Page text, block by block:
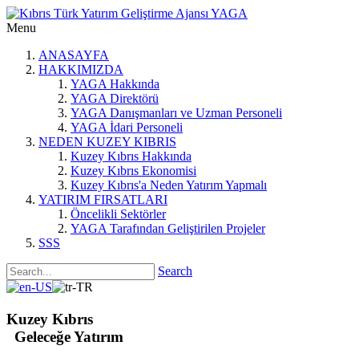
Menu
ANASAYFA
HAKKIMIZDA
YAGA Hakkında
YAGA Direktörü
YAGA Danışmanları ve Uzman Personeli
YAGA İdari Personeli
NEDEN KUZEY KIBRIS
Kuzey Kıbrıs Hakkında
Kuzey Kıbrıs Ekonomisi
Kuzey Kıbrıs'a Neden Yatırım Yapmalı
YATIRIM FIRSATLARI
Öncelikli Sektörler
YAGA Tarafından Geliştirilen Projeler
SSS
Search
Kuzey Kıbrıs
Geleceğe Yatırım